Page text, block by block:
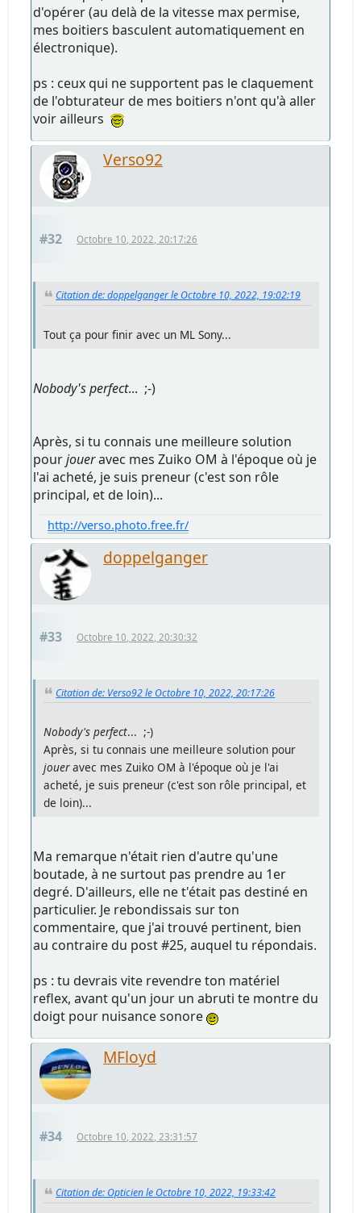
d'opérer (au delà de la vitesse max permise,
mes boitiers basculent automatiquement en
électronique).
ps : ceux qui ne supportent pas le claquement
de l'obturateur de mes boitiers n'ont qu'à aller
voir ailleurs
Verso92
#32 Octobre 10, 2022, 20:17:26
Citation de: doppelganger le Octobre 10, 2022, 19:02:19
Tout ça pour finir avec un ML Sony...
Nobody's perfect... ;-)
Après, si tu connais une meilleure solution
pourjoueravec mes Zuiko OM à l'époque où je
l'ai acheté, je suis preneur (c'est son rôle
principal, et de loin)...
http://verso.photo.free.fr/
doppelganger
#33 Octobre 10, 2022, 20:30:32
Citation de: Verso92 le Octobre 10, 2022, 20:17:26
Nobody's perfect... ;-)
Après, si tu connais une meilleure solution pour
joueravec mes Zuiko OM à l'époque où je l'ai
acheté, je suis preneur (c'est son rôle principal, et
de loin)...
Ma remarque n'était rien d'autre qu'une
boutade, à ne surtout pas prendre au 1er
degré. D'ailleurs, elle ne t'était pas destiné en
particulier. Je rebondissais sur ton
commentaire, que j'ai trouvé pertinent, bien
au contraire du post #25, auquel tu répondais.
ps : tu devrais vite revendre ton matériel
reflex, avant qu'un jour un abruti te montre du
doigt pour nuisance sonore
MFloyd
#34 Octobre 10, 2022, 23:31:57
Citation de: Opticien le Octobre 10, 2022, 19:33:42